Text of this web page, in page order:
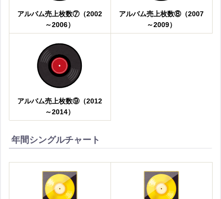
アルバム売上枚数⑦（2002
～2006）
アルバム売上枚数⑧（2007
～2009）
アルバム売上枚数⑨（2012
～2014）
年間シングルチャート